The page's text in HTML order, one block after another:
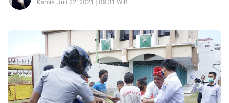
Kamis, Juli 22, 2021 | 09.31 WIB